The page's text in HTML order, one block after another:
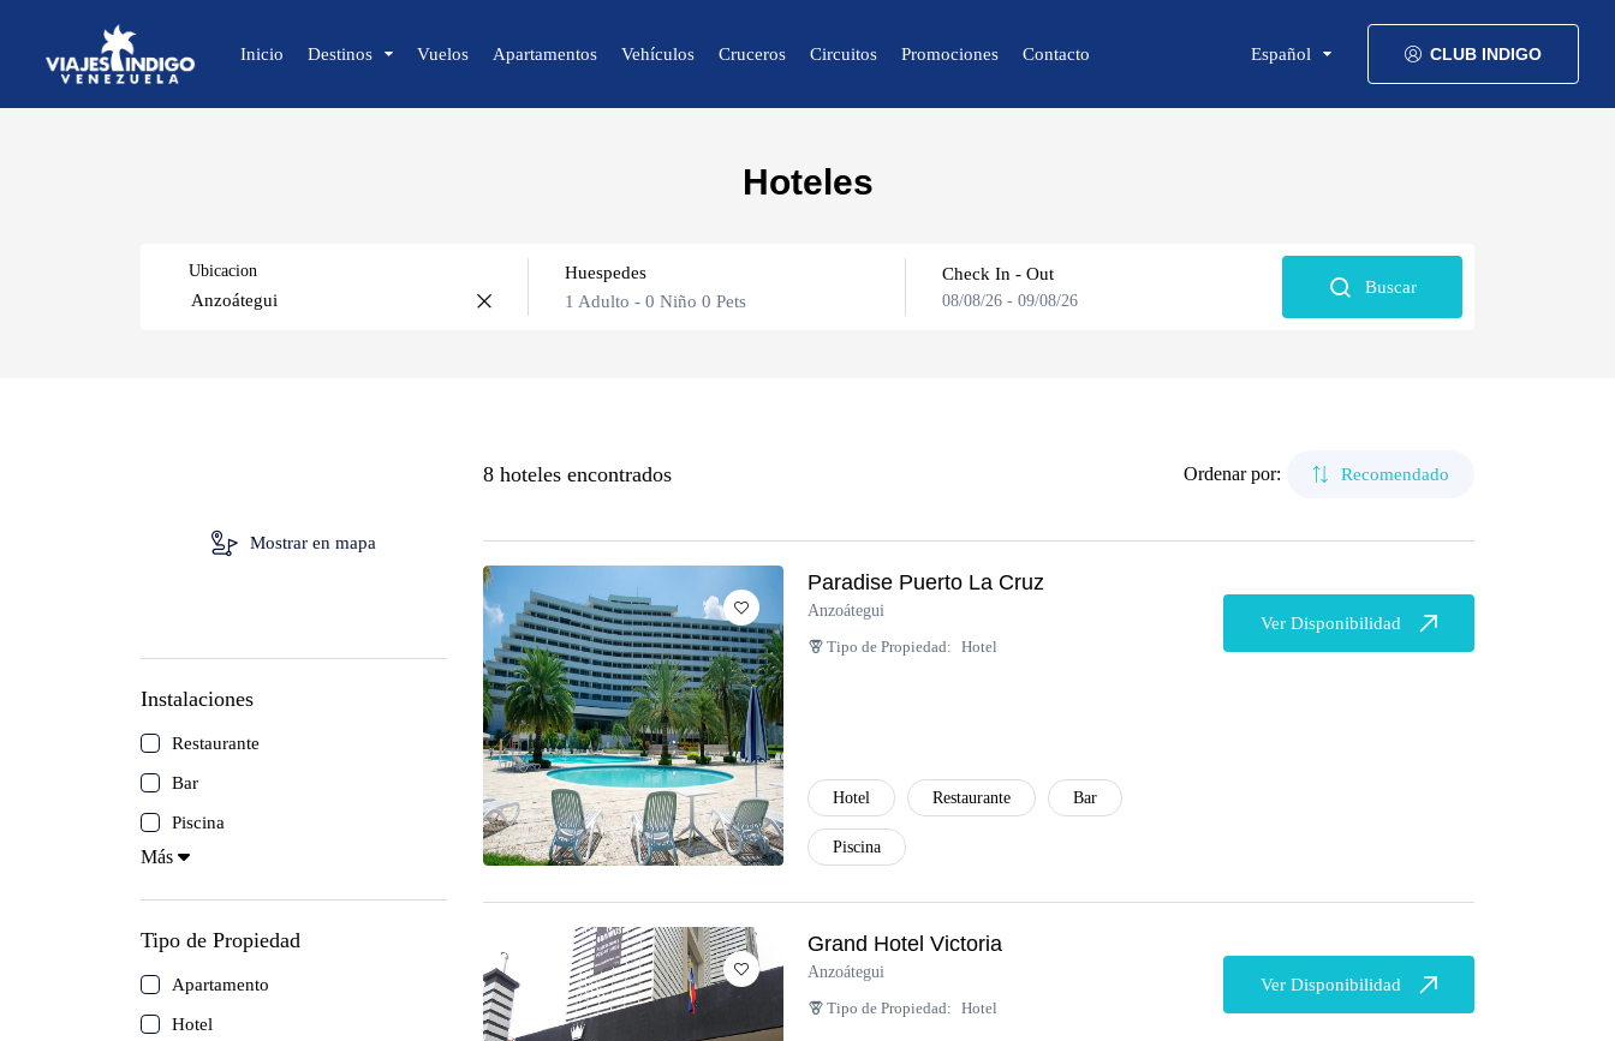
Inicio Destinos
🌴 Península de Paria
🌴 Mérida
🌴 Canaima
Vuelos Apartamentos Vehículos Cruceros Circuitos Promociones Contacto Español CLUB INDIGO
Hoteles
Ubicacion
Isla de Coche
Circuitos
Huespedes
1 Adulto -0 Niño 0 Pets
Check In - Out
08/08/26- 09/08/26
Buscar
Mostrar en mapa
Instalaciones
Restaurante
Bar
Piscina
Más
Tipo de Propiedad
Apartamento
Hotel
8 hoteles encontrados Ordenar por: Recomendado
Paradise Puerto La Cruz
Anzoátegui
Tipo de Propiedad: Hotel
Hotel Restaurante Bar
Piscina
Ver Disponibilidad
Grand Hotel Victoria
Anzoátegui
Tipo de Propiedad: Hotel
Ver Disponibilidad